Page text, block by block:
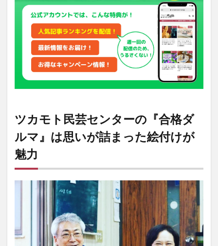
格ダ
マ』
は思
詰ま
絵付
けが
魅力
ツ
モ
民
ン
ツカモト民芸センターの『合格ダ
ルマ』は思いが詰まった絵付けが
魅力